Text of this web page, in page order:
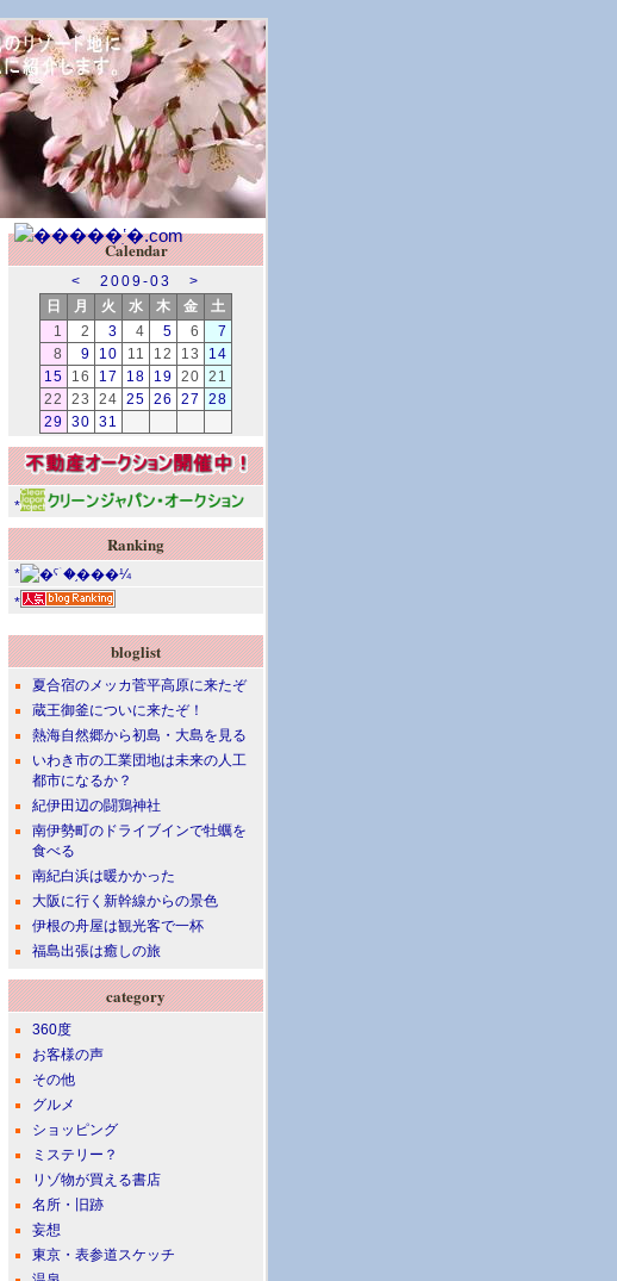
Calendar
< 2009-03
>
日
月 火 水 木 金
土
1
2 3 4 5 6
7
8
9 10 11 12 13
14
15
16 17 18 19 20 21
22
23 24 25 26 27
28
29 30 31
*
Ranking
*
*
bloglist
夏合宿のメッカ菅平高原に来たぞ
蔵王御釜についに来たぞ！
熱海自然郷から初島・大島を見る
いわき市の工業団地は未来の人工
都市になるか？
紀伊田辺の闘鶏神社
南伊勢町のドライブインで牡蠣を
食べる
南紀白浜は暖かかった
大阪に行く新幹線からの景色
伊根の舟屋は観光客で一杯
福島出張は癒しの旅
category
360度
お客様の声
その他
グルメ
ショッピング
ミステリー？
リゾ物が買える書店
名所・旧跡
妄想
東京・表参道スケッチ